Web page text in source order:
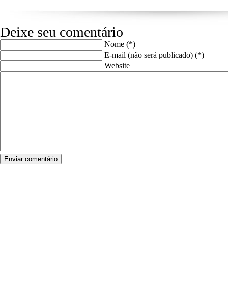
Deixe seu comentário
Nome (*)
E-mail (não será publicado) (*)
Website